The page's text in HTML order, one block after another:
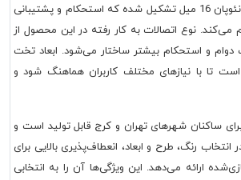
کفی این تخت خواب از نئوپان 16 میل تشکیل شده که استحکام و پشتیبانی
می‌کند. نوع اتصالات به کار رفته در این محصول از
و استحکام بیشتر ساختار می‌شود. ابعاد تخت
تا با نیازهای مختلف کاربران هماهنگ شود و
ساکنان شهرهای تهران و کرج قابل تولید است و
رنگ، طرح و ابعاد، انعطاف‌پذیری بالایی برای
ارائه می‌دهد. این ویژگی‌ها آن را به انتخابی